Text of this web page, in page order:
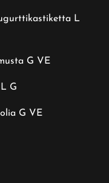
L
G VE
G
G VE